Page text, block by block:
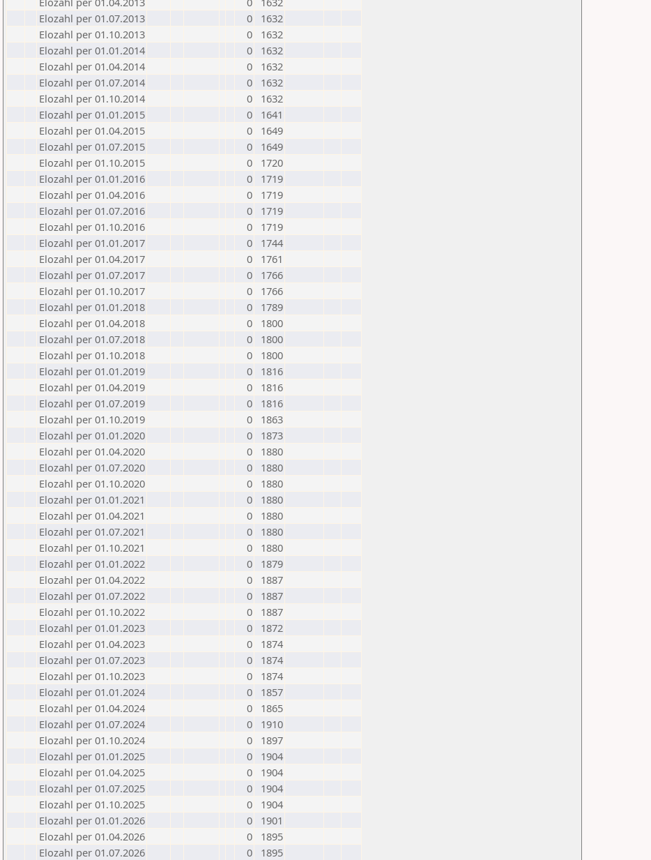
Elozahl per 01.07.2013
0
1632
Elozahl per 01.10.2013
0
1632
Elozahl per 01.01.2014
0
1632
Elozahl per 01.04.2014
0
1632
Elozahl per 01.07.2014
0
1632
Elozahl per 01.10.2014
0
1632
Elozahl per 01.01.2015
0
1641
Elozahl per 01.04.2015
0
1649
Elozahl per 01.07.2015
0
1649
Elozahl per 01.10.2015
0
1720
Elozahl per 01.01.2016
0
1719
Elozahl per 01.04.2016
0
1719
Elozahl per 01.07.2016
0
1719
Elozahl per 01.10.2016
0
1719
Elozahl per 01.01.2017
0
1744
Elozahl per 01.04.2017
0
1761
Elozahl per 01.07.2017
0
1766
Elozahl per 01.10.2017
0
1766
Elozahl per 01.01.2018
0
1789
Elozahl per 01.04.2018
0
1800
Elozahl per 01.07.2018
0
1800
Elozahl per 01.10.2018
0
1800
Elozahl per 01.01.2019
0
1816
Elozahl per 01.04.2019
0
1816
Elozahl per 01.07.2019
0
1816
Elozahl per 01.10.2019
0
1863
Elozahl per 01.01.2020
0
1873
Elozahl per 01.04.2020
0
1880
Elozahl per 01.07.2020
0
1880
Elozahl per 01.10.2020
0
1880
Elozahl per 01.01.2021
0
1880
Elozahl per 01.04.2021
0
1880
Elozahl per 01.07.2021
0
1880
Elozahl per 01.10.2021
0
1880
Elozahl per 01.01.2022
0
1879
Elozahl per 01.04.2022
0
1887
Elozahl per 01.07.2022
0
1887
Elozahl per 01.10.2022
0
1887
Elozahl per 01.01.2023
0
1872
Elozahl per 01.04.2023
0
1874
Elozahl per 01.07.2023
0
1874
Elozahl per 01.10.2023
0
1874
Elozahl per 01.01.2024
0
1857
Elozahl per 01.04.2024
0
1865
Elozahl per 01.07.2024
0
1910
Elozahl per 01.10.2024
0
1897
Elozahl per 01.01.2025
0
1904
Elozahl per 01.04.2025
0
1904
Elozahl per 01.07.2025
0
1904
Elozahl per 01.10.2025
0
1904
Elozahl per 01.01.2026
0
1901
Elozahl per 01.04.2026
0
1895
Elozahl per 01.07.2026
0 1895